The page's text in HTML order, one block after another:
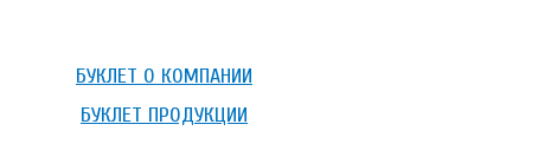
БУКЛЕТ О КОМПАНИИ
БУКЛЕТ ПРОДУКЦИИ